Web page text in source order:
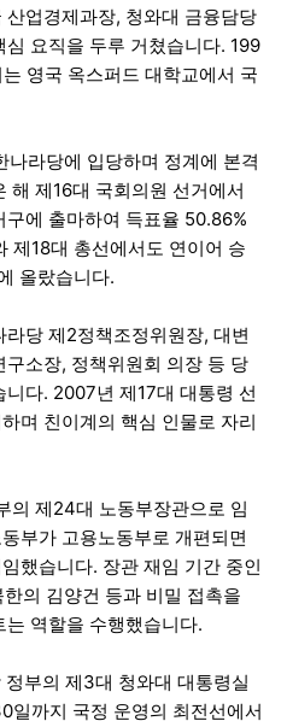
업경제과장, 청와대 금융담당
요직을 두루 거쳤습니다. 199
영국 옥스퍼드 대학교에서 국
라당에 입당하며 정계에 본격
해 제16대 국회의원 선거에서
에 출마하여 득표율 50.86%
제18대 총선에서도 연이어 승
올랐습니다.
당 제2정책조정위원장, 대변
소장, 정책위원회 의장 등 당
다. 2007년 제17대 대통령 선
며 친이계의 핵심 인물로 자리
의 제24대 노동부장관으로 임
부가 고용노동부로 개편되면
했습니다. 장관 재임 기간 중인
의 김양건 등과 비밀 접촉을
역할을 수행했습니다.
부의 제3대 청와대 대통령실
일까지 국정 운영의 최전선에서